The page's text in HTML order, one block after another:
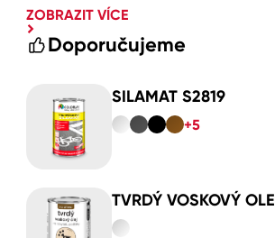
ZOBRAZIT VÍCE
Doporučujeme
SILAMAT S2819
+5
TVRDÝ VOSKOVÝ